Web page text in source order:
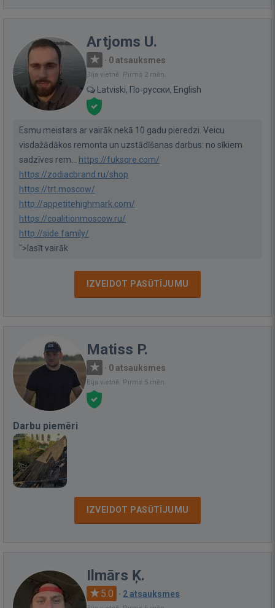
Artjoms U.
· 0 atsauksmes
Bija vietnē: Pirms 2 mēn.
Latviski, По-русски, English
Esmu meistars ar vairāk nekā 10 gadu pieredzi. Veicu
visdažādākos remonta un uzstādīšanas darbus: no sīkiem
sadzīves rem... https://fuksqre.com/
https://zodiacbrand.ru/shop
https://trt.moscow/
http://appetitehighmark.com/
https://coalitionmoscow.ru/
http://side.family/
">lasīt vairāk
IZVEIDOT PASŪTĪJUMU
Matiss P.
· 0 atsauksmes
Bija vietnē: Pirms 5 mēn.
Darbu piemēri
IZVEIDOT PASŪTĪJUMU
Ilmārs Ķ.
5.0 · 2 atsauksmes